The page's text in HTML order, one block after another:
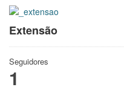
Extensão
Seguidores
1